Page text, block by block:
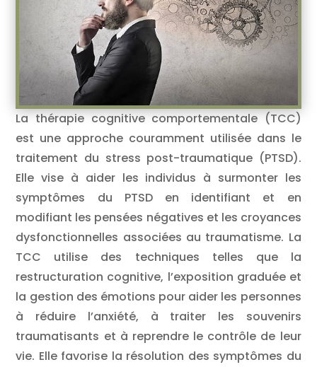
La thérapie cognitive comportementale (TCC)
est une approche couramment utilisée dans le
traitement du stress post-traumatique (PTSD).
Elle vise à aider les individus à surmonter les
symptômes du PTSD en identifiant et en
modifiant les pensées négatives et les croyances
dysfonctionnelles associées au traumatisme. La
TCC utilise des techniques telles que la
restructuration cognitive, l’exposition graduée et
la gestion des émotions pour aider les personnes
à réduire l’anxiété, à traiter les souvenirs
traumatisants et à reprendre le contrôle de leur
vie. Elle favorise la résolution des symptômes du